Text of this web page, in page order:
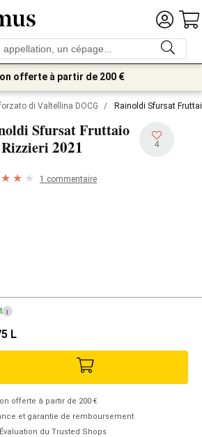
offerte à partir de 200 €
di Valtellina DOCG / Rainoldi Sfursat
Sfursat Fruttaio
2021 4
1 commentaire
i
L
offerte à partir de 200 €
et garantie de remboursement
Évaluation du Trusted Shops